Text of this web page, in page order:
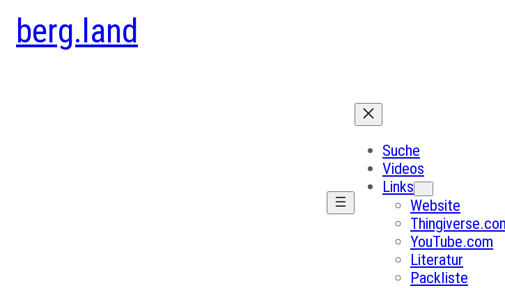
berg.land
Suche
Videos
Links
Website
YouTube.com
Literatur
Packliste